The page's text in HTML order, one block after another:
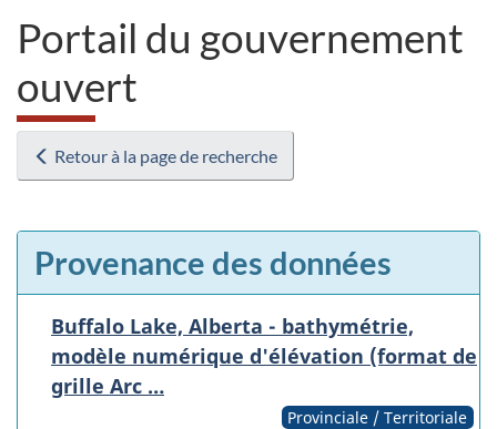
ici
Portail du gouvernement
ouvert
Retour à la page de recherche
Provenance des données
Buffalo Lake, Alberta - bathymétrie,
modèle numérique d'élévation (format de
grille Arc …
Provinciale / Territoriale